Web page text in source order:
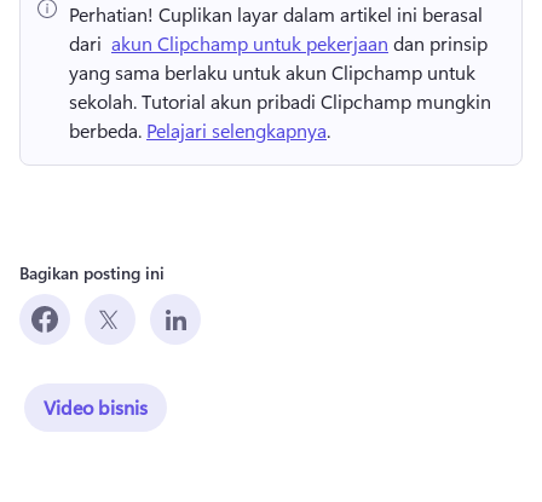
Perhatian! Cuplikan layar dalam artikel ini berasal
dari ⁠ akun Clipchamp untuk pekerjaan dan prinsip
yang sama berlaku untuk akun Clipchamp untuk
sekolah. Tutorial akun pribadi Clipchamp mungkin
berbeda. Pelajari selengkapnya.
Bagikan posting ini
Video bisnis